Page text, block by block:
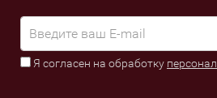
Я согласен на обработку